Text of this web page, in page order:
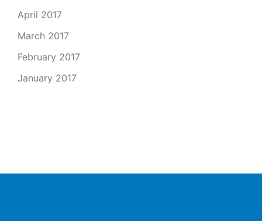
April 2017
March 2017
February 2017
January 2017